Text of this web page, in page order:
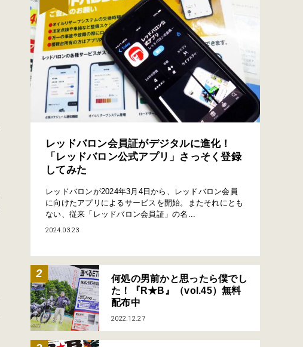
レッドバロン会員証がデジタルに進化！
「レッドバロン公式アプリ」さっそく登録
してみた
レッドバロンが2024年3月4日から、レッドバロン会員
に向けたアプリによるサービスを開始。またそれにとも
ない、従来「レッドバロン会員証」の名...
2024.03.23
何処の男前かと思ったら僕でし
た！『R★B』（vol.45）無料
配布中
2022.12.27